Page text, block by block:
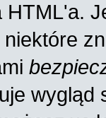
HTML'a.
wygląd